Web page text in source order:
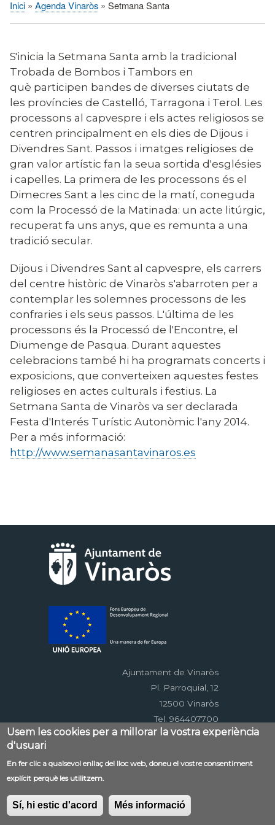
Fil
Inici Agenda Vinaròs Setmana Santa
S'inicia la Setmana Santa amb la tradicional
Trobada de Bombos i Tambors en
què participen bandes de diverses ciutats de
les províncies de Castelló, Tarragona i Terol. Les
processons al capvespre i els actes religiosos se
centren principalment en els dies de Dijous i
Divendres Sant. Passos i imatges religioses de
gran valor artístic fan la seua sortida d'esglésies
i capelles. La primera de les processons és el
Dimecres Sant a les cinc de la matí, coneguda
com la Processó de la Matinada: un acte litúrgic,
recuperat fa uns anys, que es remunta a una
tradició secular.
Dijous i Divendres Sant al capvespre, els carrers
del centre històric de Vinaròs s'abarroten per a
contemplar les solemnes processons de les
confraries i els seus passos. L'última de les
processons és la Processó de l'Encontre, el
Diumenge de Pasqua. Durant aquestes
celebracions també hi ha programats concerts i
exposicions, que converteixen aquestes festes
religioses en actes culturals i festius. La
Setmana Santa de Vinaròs va ser declarada
Festa d'Interés Turístic Autonòmic l'any 2014.
Per a més informació:
http://www.semanasantavinaros.es
Ajuntament de Vinaròs
Pl. Parroquial, 12
12500 Vinaròs
Tel. 964407700
Menú
al
pie
Contacte Avís legal
Mapa web
Accessibilitat
EDUSI
Usem les cookies per a millorar la vostra experiència
d'usuari
En fer clic a qualsevol enllaç del lloc web, doneu el vostre consentiment
explícit perquè les utilitzem.
Sí, hi estic d'acord Més informació